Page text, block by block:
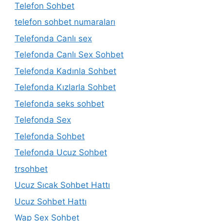
Telefon Sohbet
telefon sohbet numaraları
Telefonda Canlı sex
Telefonda Canlı Sex Sohbet
Telefonda Kadınla Sohbet
Telefonda Kızlarla Sohbet
Telefonda seks sohbet
Telefonda Sex
Telefonda Sohbet
Telefonda Ucuz Sohbet
trsohbet
Ucuz Sıcak Sohbet Hattı
Ucuz Sohbet Hattı
Wap Sex Sohbet